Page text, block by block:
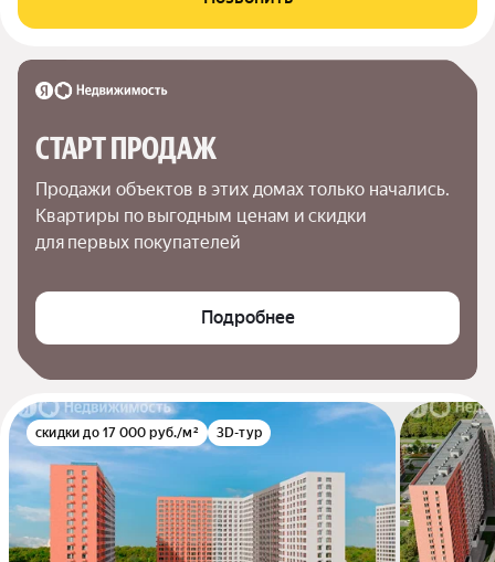
СТАРТ ПРОДАЖ
Продажи объектов в этих домах только начались.
Квартиры по выгодным ценам и скидки
для первых покупателей
Подробнее
скидки до 17 000 руб./м² 3D-тур